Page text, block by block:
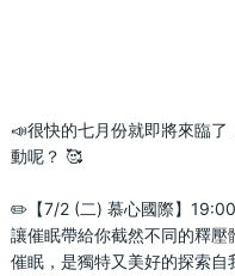
📣很快的七月份就即將來臨
動呢？ 🥰
✏️【7/2 (二) 慕心國際】
讓催眠帶給你截然不同的釋壓
催眠，是獨特又美好的探索自